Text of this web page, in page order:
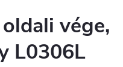
vége,
L0306L